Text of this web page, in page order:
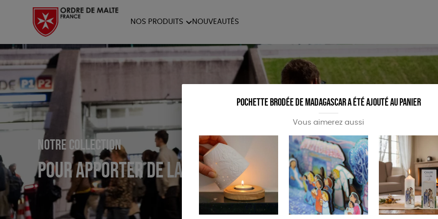
NOS PRODUITS
NOTRE COLLECTION
LIVRES JEUX
NOUVEAUTÉS
Notre collection
Pour apporter de la visibilité à notre association
Pochette brodée de Madagascar a été ajouté au panier
Vous aimerez aussi